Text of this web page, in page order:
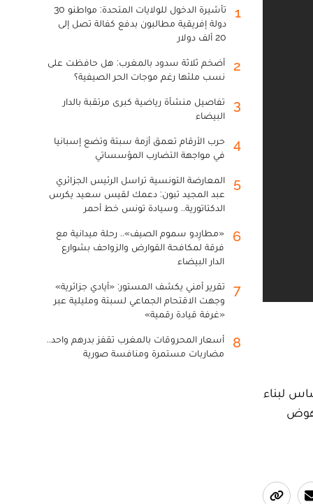
لبناء
1
تأشيرة الدخول للولايات المتحدة: مواطنو 30
دولة إفريقية مطالبون بدفع كفالة تصل إلى
20 ألف دولار
2
أضخم ثلاثة سدود بالمغرب: هل حافظت على
نسب ملئها رغم موجات الحر الصيفية؟
3
تفاصيل منشأة رياضية كبرى مرتقبة بالدار
البيضاء
4
حرب الأرقام تعمق أزمة سبتة وتضع إسبانيا
في مواجهة التضارب المؤسساتي
5
المعارضة التونسية تراسل الرئيس الجزائري
عبد المجيد تبون: دعمك لقيس سعيد يكرس
الدكتاتورية.. وسيادة تونس خط أحمر
6
«مطارِدو سموم الصيف».. رحلة ميدانية مع
فرقة لمكافحة القوارض والزواحف بشوارع
الدار البيضاء
7
تقرير أمني يكشف المستور: «أيادي جزائرية»
وجهت الاقتحام الجماعي لسبتة ومليلية عبر
«غرفة قيادة رقمية»
8
أسعار المحروقات بالمغرب تقفز بدرهم واحد..
مضاربات مستمرة ومنافسة صورية